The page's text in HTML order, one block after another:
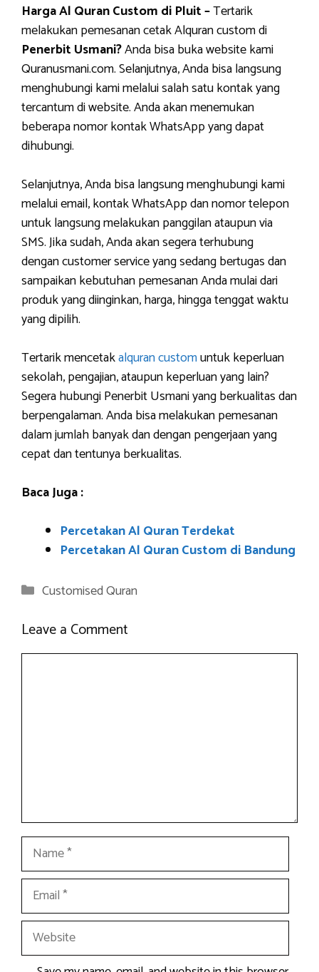
Harga Al Quran Custom di Pluit –Tertarik
melakukan pemesanan cetak Alquran custom di
Penerbit Usmani?Anda bisa buka website kami
Quranusmani.com. Selanjutnya, Anda bisa langsung
menghubungi kami melalui salah satu kontak yang
tercantum di website. Anda akan menemukan
beberapa nomor kontak WhatsApp yang dapat
dihubungi.
Selanjutnya, Anda bisa langsung menghubungi kami
melalui email, kontak WhatsApp dan nomor telepon
untuk langsung melakukan panggilan ataupun via
SMS. Jika sudah, Anda akan segera terhubung
dengan customer service yang sedang bertugas dan
sampaikan kebutuhan pemesanan Anda mulai dari
produk yang diinginkan, harga, hingga tenggat waktu
yang dipilih.
Tertarik mencetakalquran customuntuk keperluan
sekolah, pengajian, ataupun keperluan yang lain?
Segera hubungi Penerbit Usmani yang berkualitas dan
berpengalaman. Anda bisa melakukan pemesanan
dalam jumlah banyak dan dengan pengerjaan yang
cepat dan tentunya berkualitas.
Baca Juga :
Percetakan Al Quran Terdekat
Percetakan Al Quran Custom di Bandung
Categories
Customised Quran
Leave a Comment
Name
Email
Website